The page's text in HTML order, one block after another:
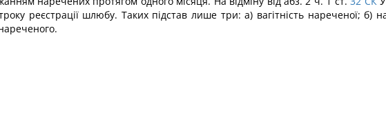
реєстрації шлюбу. Таких підстав лише три: а) вагітність нареченої;